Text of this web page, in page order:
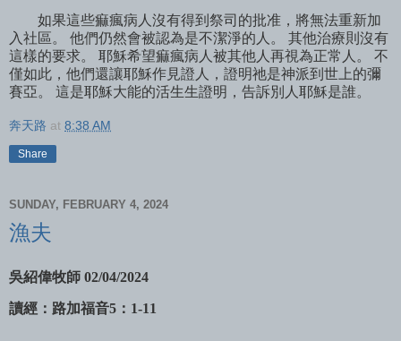
如果這些痲瘋病人沒有得到祭司的批准，將無法重新加
入社區。 他們仍然會被認為是不潔淨的人。 其他治療則沒有
這樣的要求。 耶穌希望痲瘋病人被其他人再視為正常人。 不
僅如此，他們還讓耶穌作見證人，證明祂是神派到世上的彌
賽亞。 這是耶穌大能的活生生證明，告訴別人耶穌是誰。
奔天路 at 8:38 AM
Share
SUNDAY, FEBRUARY 4, 2024
漁夫
吳紹偉牧師 02/04/2024
讀經：路加福音5：1-11